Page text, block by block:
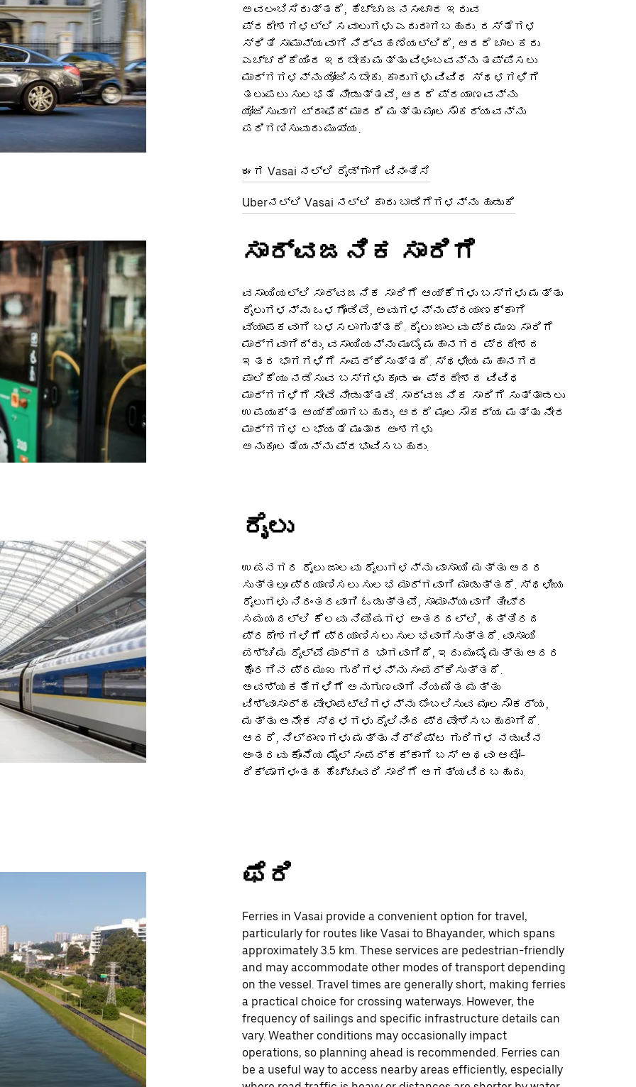
ಅವಲಂಬಿಸಿರುತ್ತದೆ, ಹೆಚ್ಚು ಜನಸಂಚಾರ ಇರುವ
ಪ್ರದೇಶಗಳಲ್ಲಿ ಸವಾಲುಗಳು ಎದುರಾಗಬಹುದು. ರಸ್ತೆಗಳ
ಸ್ಥಿತಿ ಸಾಮಾನ್ಯವಾಗಿ ನಿರ್ವಹಣೆಯಲ್ಲಿದೆ, ಆದರೆ ಚಾಲಕರು
ಎಚ್ಚರಿಕೆಯಿಂದ ಇರಬೇಕು ಮತ್ತು ವಿಳಂಬವನ್ನು ತಪ್ಪಿಸಲು
ಮಾರ್ಗಗಳನ್ನು ಯೋಜಿಸಬೇಕು. ಕಾರುಗಳು ವಿವಿಧ ಸ್ಥಳಗಳಿಗೆ
ತಲುಪಲು ಸುಲಭತೆ ನೀಡುತ್ತವೆ, ಆದರೆ ಪ್ರಯಾಣವನ್ನು
ಯೋಜಿಸುವಾಗ ಟ್ರಾಫಿಕ್ ಮಾದರಿ ಮತ್ತು ಮೂಲಸೌಕರ್ಯವನ್ನು
ಪರಿಗಣಿಸುವುದು ಮುಖ್ಯ.
ಈಗ Vasai ನಲ್ಲಿ ರೈಡ್‌ಗಾಗಿ ವಿನಂತಿಸಿ
Uberನಲ್ಲಿ Vasai ನಲ್ಲಿ ಕಾರು ಬಾಡಿಗೆಗಳನ್ನು ಹುಡುಕಿ
ಸಾರ್ವಜನಿಕ ಸಾರಿಗೆ
ವಸಾಯಿಯಲ್ಲಿ ಸಾರ್ವಜನಿಕ ಸಾರಿಗೆ ಆಯ್ಕೆಗಳು ಬಸ್‌ಗಳು ಮತ್ತು
ರೈಲುಗಳನ್ನು ಒಳಗೊಂಡಿವೆ, ಅವುಗಳನ್ನು ಪ್ರಯಾಣಕ್ಕಾಗಿ
ವ್ಯಾಪಕವಾಗಿ ಬಳಸಲಾಗುತ್ತದೆ. ರೈಲು ಜಾಲವು ಪ್ರಮುಖ ಸಾರಿಗೆ
ಮಾರ್ಗವಾಗಿದ್ದು, ವಸಾಯಿಯನ್ನು ಮುಂಬೈ ಮಹಾನಗರ ಪ್ರದೇಶದ
ಇತರ ಭಾಗಗಳಿಗೆ ಸಂಪರ್ಕಿಸುತ್ತದೆ. ಸ್ಥಳೀಯ ಮಹಾನಗರ
ಪಾಲಿಕೆಯು ನಡೆಸುವ ಬಸ್‌ಗಳು ಕೂಡ ಈ ಪ್ರದೇಶದ ವಿವಿಧ
ಮಾರ್ಗಗಳಿಗೆ ಸೇವೆ ನೀಡುತ್ತವೆ. ಸಾರ್ವಜನಿಕ ಸಾರಿಗೆ ಸುತ್ತಾಡಲು
ಉಪಯುಕ್ತ ಆಯ್ಕೆಯಾಗಬಹುದು, ಆದರೆ ಮೂಲಸೌಕರ್ಯ ಮತ್ತು ನೇರ
ಮಾರ್ಗಗಳ ಲಭ್ಯತೆ ಮುಂತಾದ ಅಂಶಗಳು
ಅನುಕೂಲತೆಯನ್ನು ಪ್ರಭಾವಿಸಬಹುದು.
ರೈಲು
ಉಪನಗರ ರೈಲು ಜಾಲವು ರೈಲುಗಳನ್ನು ವಾಸಾಯಿ ಮತ್ತು ಅದರ
ಸುತ್ತಲೂ ಪ್ರಯಾಣಿಸಲು ಸುಲಭ ಮಾರ್ಗವಾಗಿ ಮಾಡುತ್ತದೆ. ಸ್ಥಳೀಯ
ರೈಲುಗಳು ನಿರಂತರವಾಗಿ ಓಡುತ್ತವೆ, ಸಾಮಾನ್ಯವಾಗಿ ತೀವ್ರ
ಸಮಯದಲ್ಲಿ ಕೆಲವು ನಿಮಿಷಗಳ ಅಂತರದಲ್ಲಿ, ಹತ್ತಿರದ
ಪ್ರದೇಶಗಳಿಗೆ ಪ್ರಯಾಣಿಸಲು ಸುಲಭವಾಗಿಸುತ್ತದೆ. ವಾಸಾಯಿ
ಪಶ್ಚಿಮ ರೈಲ್ವೆ ಮಾರ್ಗದ ಭಾಗವಾಗಿದೆ, ಇದು ಮುಂಬೈ ಮತ್ತು ಅದರ
ಹೊರಗಿನ ಪ್ರಮುಖ ಗುರಿಗಳನ್ನು ಸಂಪರ್ಕಿಸುತ್ತದೆ.
ಅವಶ್ಯಕತೆಗಳಿಗೆ ಅನುಗುಣವಾಗಿ ನಿಯಮಿತ ಮತ್ತು
ವಿಶ್ವಾಸಾರ್ಹ ವೇಳಾಪಟ್ಟಿಗಳನ್ನು ಬೆಂಬಲಿಸುವ ಮೂಲಸೌಕರ್ಯ,
ಮತ್ತು ಅನೇಕ ಸ್ಥಳಗಳು ರೈಲಿನಿಂದ ಪ್ರವೇಶಿಸಬಹುದಾಗಿದೆ.
ಆದರೆ, ನಿಲ್ದಾಣಗಳು ಮತ್ತು ನಿರ್ದಿಷ್ಟ ಗುರಿಗಳ ನಡುವಿನ
ಅಂತರವು ಕೊನೆಯ ಮೈಲ್ ಸಂಪರ್ಕಕ್ಕಾಗಿ ಬಸ್ ಅಥವಾ ಆಟೋ-
ರಿಕ್ಷಾಗಳಂತಹ ಹೆಚ್ಚುವರಿ ಸಾರಿಗೆ ಅಗತ್ಯವಿರಬಹುದು.
ಫೆರಿ
Ferries in Vasai provide a convenient option for travel,
particularly for routes like Vasai to Bhayander, which spans
approximately 3.5 km. These services are pedestrian-friendly
and may accommodate other modes of transport depending
on the vessel. Travel times are generally short, making ferries
a practical choice for crossing waterways. However, the
frequency of sailings and specific infrastructure details can
vary. Weather conditions may occasionally impact
operations, so planning ahead is recommended. Ferries can
be a useful way to access nearby areas efficiently, especially